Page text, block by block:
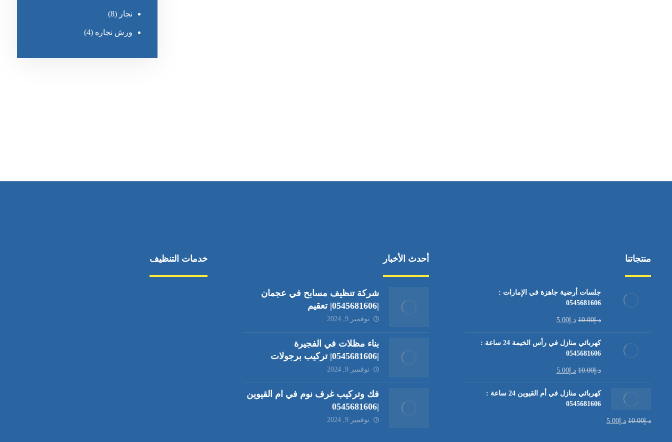
نجار (8)
ورش نجاره (4)
منتجاتنا
جلسات أرضية جاهزة في الإمارات :
0545681606
د.إ10.00 د.إ 5.00
كهربائي منازل في رأس الخيمة 24 ساعة :
0545681606
د.إ10.00 د.إ 5.00
كهربائي منازل في أم القيوين 24 ساعة :
0545681606
د.إ10.00 د.إ 5.00
أحدث الأخبار
شركة تنظيف مسابح في عجمان
|0545681606| تعقيم
نوفمبر 9, 2024
بناء مظلات في الفجيرة
|0545681606| تركيب برجولات
نوفمبر 9, 2024
فك وتركيب غرف نوم في ام القيوين
|0545681606
نوفمبر 9, 2024
خدمات التنظيف